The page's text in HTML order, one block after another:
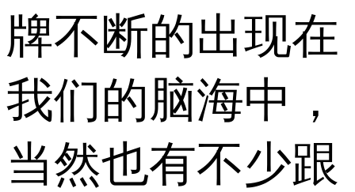
牌不断的出现在
我们的脑海中，
当然也有不少跟